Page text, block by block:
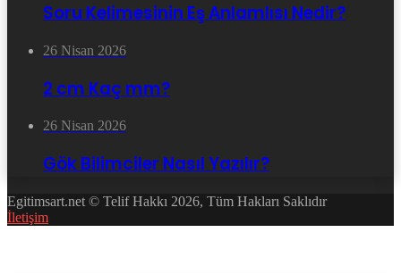
Soru Kelimesinin Eş Anlamlısı Nedir?
26 Nisan 2026
2 cm Kaç mm?
26 Nisan 2026
Gök Bilimciler Nasıl Yazılır?
Egitimsart.net © Telif Hakkı 2026, Tüm Hakları Saklıdır
İletişim